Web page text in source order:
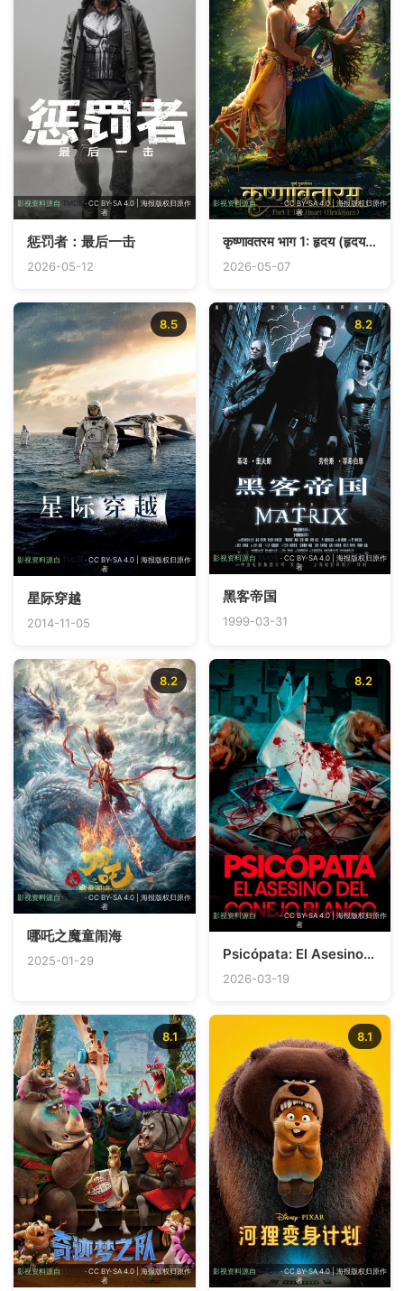
影视资料源自 TMDB· CC BY-SA 4.0 | 海报版权归原作
者
惩罚者：最后一击
2026-05-12
影视资料源自TMDB· CC BY-SA 4.0 | 海报版权归原作
者
कृष्णावतरम भाग 1: हृदय (हृदयम्)
2026-05-07
影视资料源自 TMDB · CC BY-SA 4.0 | 海报版权归原作
者
8.5
星际穿越
2014-11-05
影视资料源自 TMDB · CC BY-SA 4.0 | 海报版权归原作
者
8.2
黑客帝国
1999-03-31
影视资料源自TMDB · CC BY-SA 4.0 | 海报版权归原作
者
8.2
哪吒之魔童闹海
2025-01-29
影视资料源自 TMDB· CC BY-SA 4.0 | 海报版权归原作
者
8.2
Psicópata: El Asesino del Conejo Blanco
2026-03-19
影视资料源自TMDB · CC BY-SA 4.0 | 海报版权归原作
者
8.1
影视资料源自TMDB· CC BY-SA 4.0 | 海报版权归原作
者
8.1